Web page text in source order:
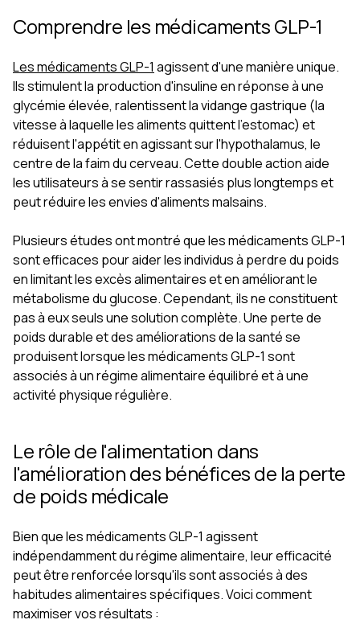
Comprendre les médicaments GLP-1
Les médicaments GLP-1 agissent d'une manière unique.
Ils stimulent la production d'insuline en réponse à une
glycémie élevée, ralentissent la vidange gastrique (la
vitesse à laquelle les aliments quittent l'estomac) et
réduisent l'appétit en agissant sur l'hypothalamus, le
centre de la faim du cerveau. Cette double action aide
les utilisateurs à se sentir rassasiés plus longtemps et
peut réduire les envies d'aliments malsains.
Plusieurs études ont montré que les médicaments GLP-1
sont efficaces pour aider les individus à perdre du poids
en limitant les excès alimentaires et en améliorant le
métabolisme du glucose. Cependant, ils ne constituent
pas à eux seuls une solution complète. Une perte de
poids durable et des améliorations de la santé se
produisent lorsque les médicaments GLP-1 sont
associés à un régime alimentaire équilibré et à une
activité physique régulière.
Le rôle de l'alimentation dans
l'amélioration des bénéfices de la perte
de poids médicale
Bien que les médicaments GLP-1 agissent
indépendamment du régime alimentaire, leur efficacité
peut être renforcée lorsqu'ils sont associés à des
habitudes alimentaires spécifiques. Voici comment
maximiser vos résultats :